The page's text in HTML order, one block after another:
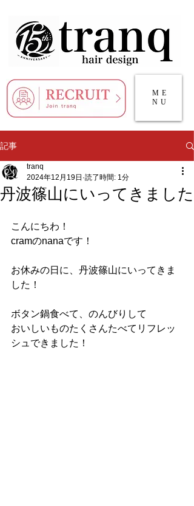
ME
NU
記事
丹波篠山にいってきました
tranq
2024年12月19日 読了時間: 1分
こんにちわ！
cramのnanaです！
お休みの日に、丹波篠山にいってきま
した！
ボタン鍋食べて、のんびりして
おいしいものたくさんたべてリフレッ
シュできました！